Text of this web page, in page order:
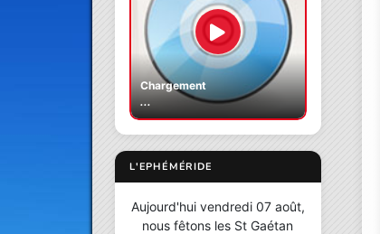
Chargement
...
L'EPHÉMÉRIDE
Aujourd'hui vendredi 07 août,
nous fêtons les St Gaétan